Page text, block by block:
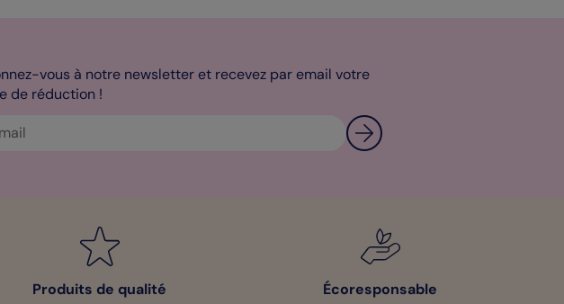
vous à notre newsletter et recevez par email votre
de réduction !
Produits de qualité Écoresponsable